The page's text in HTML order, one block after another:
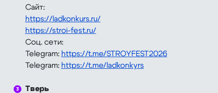
Сайт:
https://ladkonkurs.ru/
https://stroi-fest.ru/
Соц. сети:
Telegram: https://t.me/STROYFEST2026
Telegram: https://t.me/ladkonkyrs
Тверь